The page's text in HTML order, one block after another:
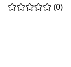
Keskiarvoluokitus
(0)